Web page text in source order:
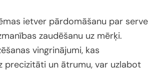
ietver pārdomāšanu par serve
zaudēšanu uz mērķi.
vingrinājumi, kas
precizitāti un ātrumu, var uzlabot